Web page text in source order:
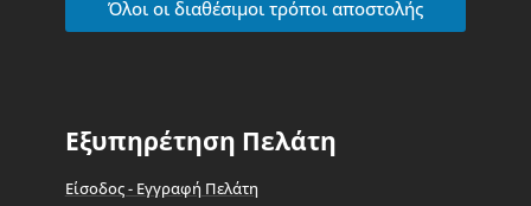
Όλοι οι διαθέσιμοι τρόποι αποστολής
Εξυπηρέτηση Πελάτη
Είσοδος - Εγγραφή Πελάτη